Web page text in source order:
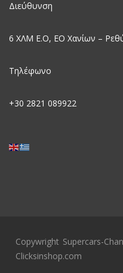
Διεύθυνση
6 ΧΛΜ Ε.Ο, EO Χανίων –
Τηλέφωνο
+30 2821 089922
Copywright Supercars-
Clicksinshop.com